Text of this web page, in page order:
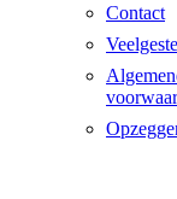
Contact